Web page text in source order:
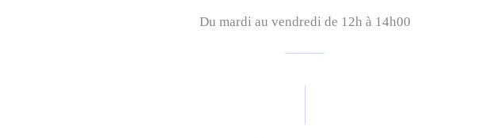
Du mardi au vendredi de 12h à 14h00